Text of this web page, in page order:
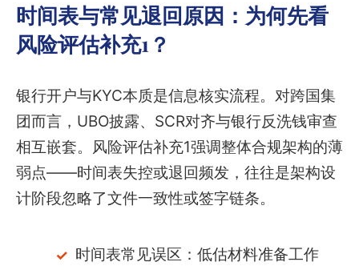
时间表与常见退回原因：为何先看
风险评估补充1？
银行开户与KYC本质是信息核实流程。对跨国集
团而言，UBO披露、SCR对齐与银行反洗钱审查
相互嵌套。风险评估补充1强调整体合规架构的薄
弱点——时间表失控或退回频发，往往是架构设
计阶段忽略了文件一致性或签字链条。
时间表常见误区：低估材料准备工作